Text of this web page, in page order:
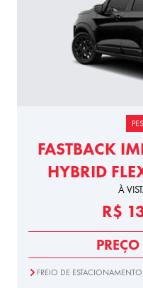
FASTBACK
HYBRID
À
R$
FREIO DE